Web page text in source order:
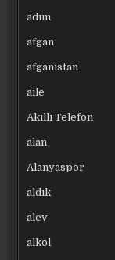
adım
afgan
afganistan
aile
Akıllı Telefon
alan
Alanyaspor
aldık
alev
alkol